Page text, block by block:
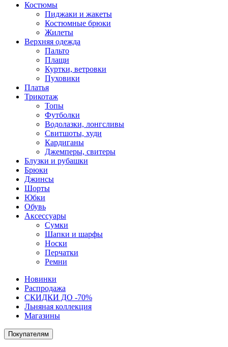
Костюмы
Пиджаки и жакеты
Костюмные брюки
Жилеты
Верхняя одежда
Пальто
Плащи
Куртки, ветровки
Пуховики
Платья
Трикотаж
Топы
Футболки
Водолазки, лонгсливы
Свитшоты, худи
Кардиганы
Джемперы, свитеры
Блузки и рубашки
Брюки
Джинсы
Шорты
Юбки
Обувь
Аксессуары
Сумки
Шапки и шарфы
Носки
Перчатки
Ремни
Новинки
Распродажа
СКИДКИ ДО -70%
Льняная коллекция
Магазины
Покупателям